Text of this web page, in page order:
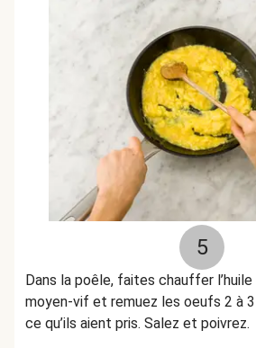
5
Dans la poêle, faites chauffer l’huile
moyen-vif et remuez les oeufs 2 à 3
ce qu’ils aient pris. Salez et poivrez.